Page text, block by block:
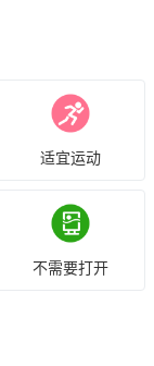
适宜运动
不需要打开